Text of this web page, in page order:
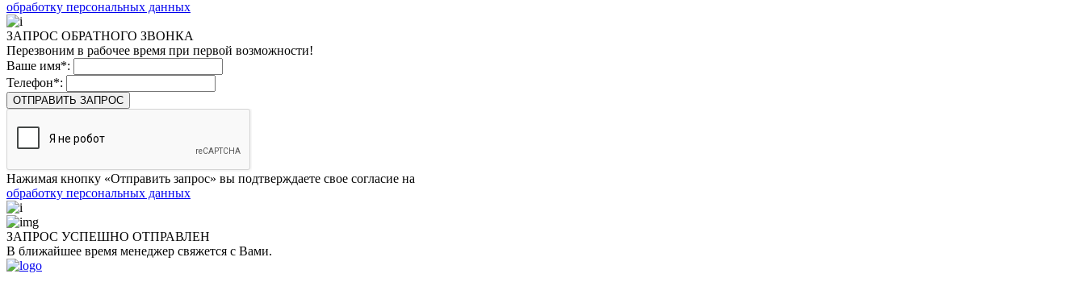
обработку персональных данных
ЗАПРОС ОБРАТНОГО ЗВОНКА
Перезвоним в рабочее время при первой возможности!
Ваше имя*:
Телефон*:
ОТПРАВИТЬ ЗАПРОС
Нажимая кнопку «Отправить запрос» вы подтверждаете свое согласие на
обработку персональных данных
ЗАПРОС УСПЕШНО ОТПРАВЛЕН
В ближайшее время менеджер свяжется с Вами.